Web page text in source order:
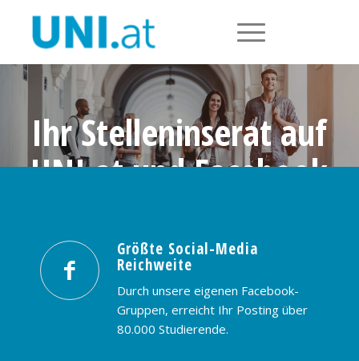
Ihr Stelleninserat auf
UNI.at und Facebook
PREISE & BUCHUNG KONTAKT
Größte Social-Media
Reichweite
Durch unsere eigenen Facebook-
Gruppen, erreicht Ihr Posting über
80.000 Studierende.